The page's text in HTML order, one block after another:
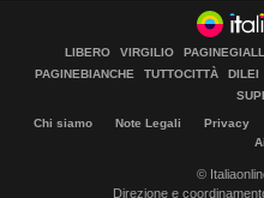
LIBERO VIRGILIO
PAGINEBIANCHE
TUTTOCITTÀ DILEI
Chi siamo Note Legali Privacy
©
Direzione e